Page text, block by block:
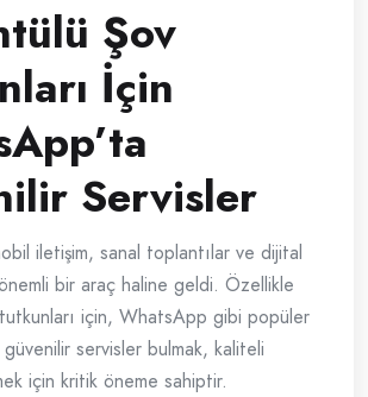
Şov
İçin
Servisler
iletişim, sanal toplantılar ve dijital
bir araç haline geldi. Özellikle
için, WhatsApp gibi popüler
servisler bulmak, kaliteli
için kritik öneme sahiptir.